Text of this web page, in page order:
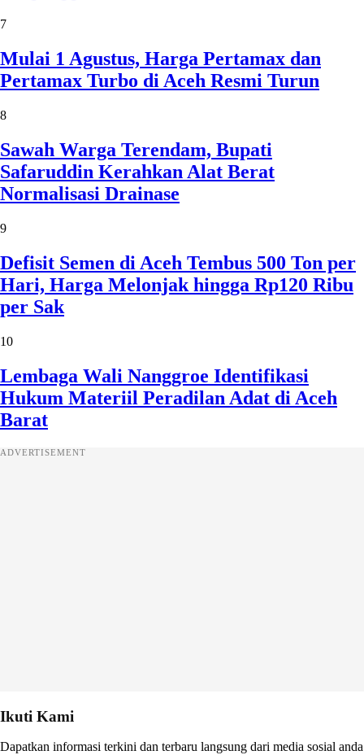
7
Mulai 1 Agustus, Harga Pertamax dan
Pertamax Turbo di Aceh Resmi Turun
8
Sawah Warga Terendam, Bupati
Safaruddin Kerahkan Alat Berat
Normalisasi Drainase
9
Defisit Semen di Aceh Tembus 500 Ton per
Hari, Harga Melonjak hingga Rp120 Ribu
per Sak
10
Lembaga Wali Nanggroe Identifikasi
Hukum Materiil Peradilan Adat di Aceh
Barat
ADVERTISEMENT
Ikuti Kami
Dapatkan informasi terkini dan terbaru langsung dari media sosial anda